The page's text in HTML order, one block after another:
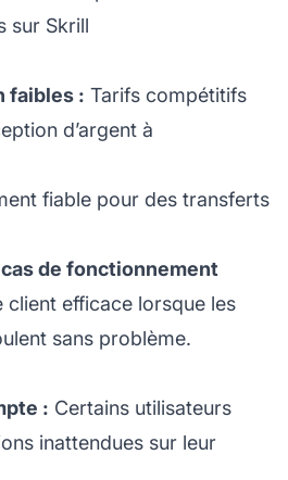
sur Skrill
faibles : Tarifs compétitifs
d’argent à
fiable pour des transferts
de fonctionnement
client efficace lorsque les
sans problème.
: Certains utilisateurs
inattendues sur leur